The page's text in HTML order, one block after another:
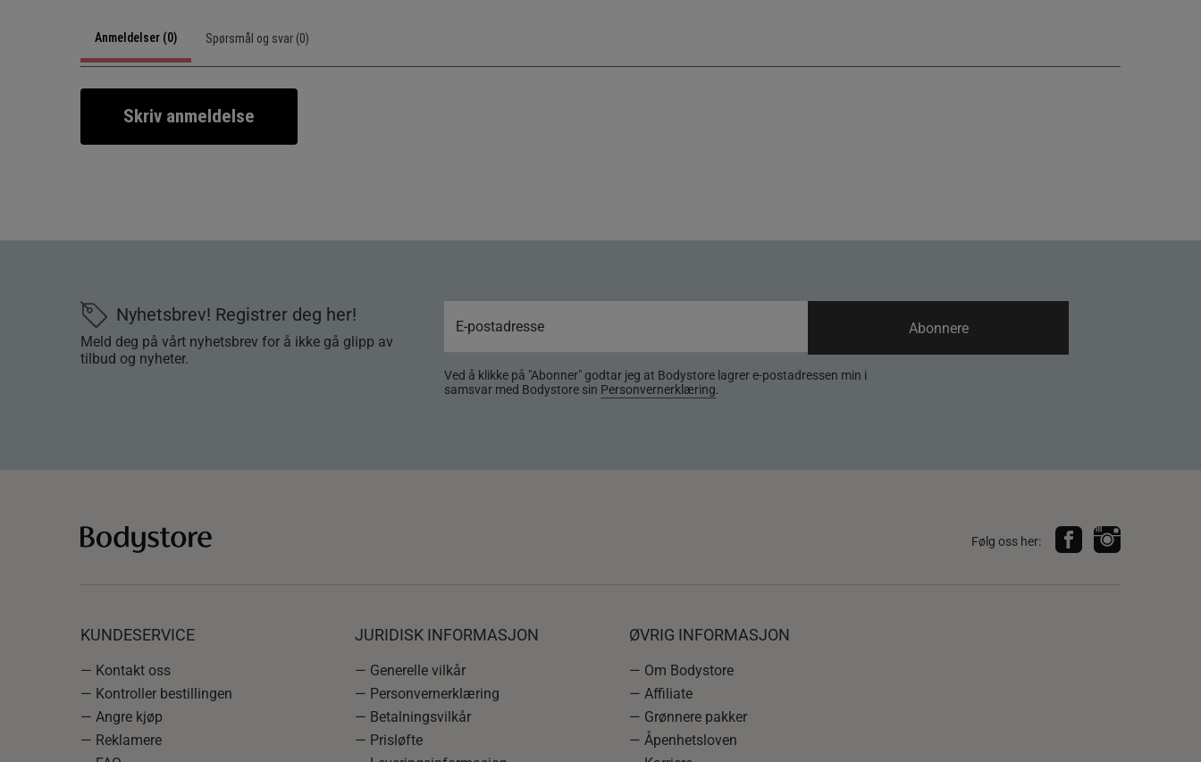
Anmeldelser (0) Spørsmål og svar (0)
Skriv anmeldelse
Nyhetsbrev! Registrer deg her!
Meld deg på vårt nyhetsbrev for å ikke gå glipp av
tilbud og nyheter.
Ved å klikke på "Abonner" godtar jeg at Bodystore lagrer e-postadressen min i
samsvar med Bodystore sin Personvernerklæring.
Abonnere
Følg oss her:
KUNDESERVICE
— Kontakt oss
— Kontroller bestillingen
— Angre kjøp
— Reklamere
JURIDISK INFORMASJON
— Generelle vilkår
— Personvernerklæring
— Betalningsvilkår
— Prisløfte
ØVRIG INFORMASJON
— Om Bodystore
— Affiliate
— Grønnere pakker
— Åpenhetsloven